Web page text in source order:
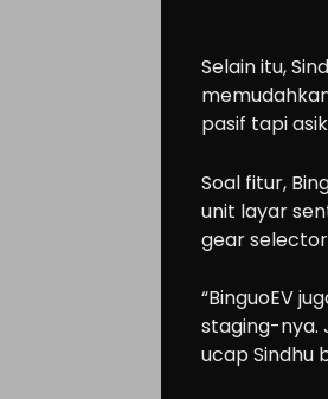
Ride
Drive
Selain itu,
pasif tapi
Soal fitur,
unit layar
gear
“BinguoEV
staging-nya.
ucap Sindhu